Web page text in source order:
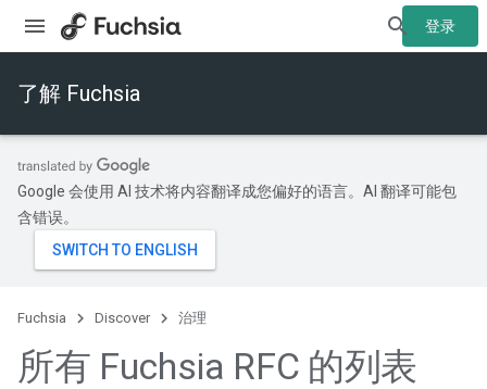
登录
了解 Fuchsia
Google 会使用 AI 技术将内容翻译成您偏好的语言。AI 翻译可能包
含错误。
Fuchsia Discover 治理
所有 Fuchsia RFC 的列表